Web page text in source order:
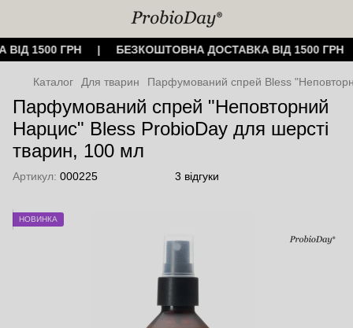
1500 ГРН | БЕЗКОШТОВНА ДОСТАВКА ВІД 1500
Каталог Для тварин Парфумований спрей Bless
Парфумований спрей "Неповторний
Нарцис" Bless ProbioDay для шерсті
тварин, 100 мл
Артикул: 000225 3 відгуки
НОВИНКА